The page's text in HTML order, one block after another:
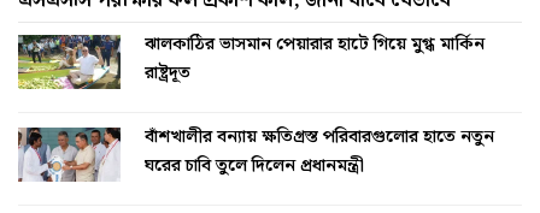
ঝালকাঠির ভাসমান পেয়ারার হাটে গিয়ে মুগ্ধ মার্কিন
রাষ্ট্রদূত
বাঁশখালীর বন্যায় ক্ষতিগ্রস্ত পরিবারগুলোর হাতে নতুন
ঘরের চাবি তুলে দিলেন প্রধানমন্ত্রী